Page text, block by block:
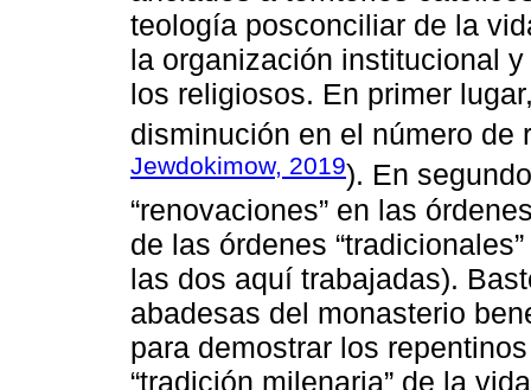
teología posconciliar de la
la organización institucional
los religiosos. En primer
disminución en el número de
Jewdokimow, 2019). En
“renovaciones” en las
de las órdenes
las dos aquí trabajadas).
abadesas del monasterio
para demostrar los
“tradición milenaria” de la